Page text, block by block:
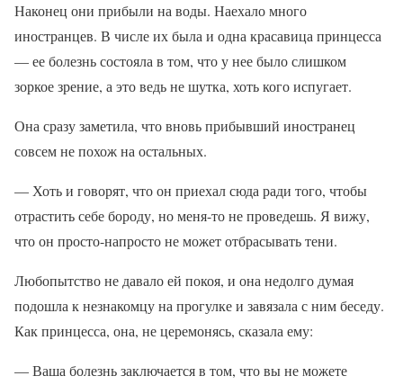
Наконец они прибыли на воды. Наехало много
иностранцев. В числе их была и одна красавица принцесса
— ее болезнь состояла в том, что у нее было слишком
зоркое зрение, а это ведь не шутка, хоть кого испугает.
Она сразу заметила, что вновь прибывший иностранец
совсем не похож на остальных.
— Хоть и говорят, что он приехал сюда ради того, чтобы
отрастить себе бороду, но меня-то не проведешь. Я вижу,
что он просто-напросто не может отбрасывать тени.
Любопытство не давало ей покоя, и она недолго думая
подошла к незнакомцу на прогулке и завязала с ним беседу.
Как принцесса, она, не церемонясь, сказала ему:
— Ваша болезнь заключается в том, что вы не можете